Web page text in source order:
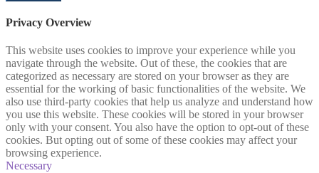
Privacy Overview
This website uses cookies to improve your experience while you
navigate through the website. Out of these, the cookies that are
categorized as necessary are stored on your browser as they are
essential for the working of basic functionalities of the website. We
also use third-party cookies that help us analyze and understand how
you use this website. These cookies will be stored in your browser
only with your consent. You also have the option to opt-out of these
cookies. But opting out of some of these cookies may affect your
browsing experience.
Necessary